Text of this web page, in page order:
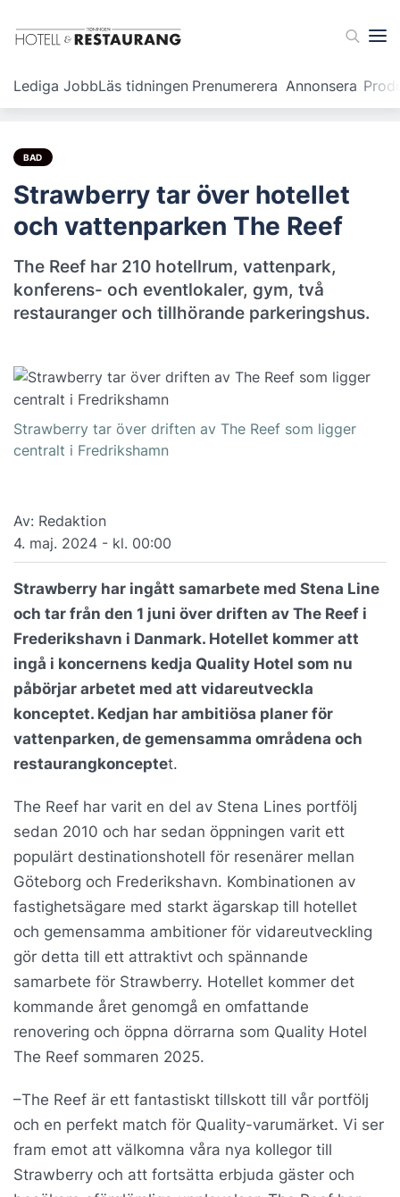
Lediga JobbLäs tidningen Prenumerera Annonsera
BAD
Strawberry tar över hotellet
och vattenparken The Reef
The Reef har 210 hotellrum, vattenpark,
konferens- och eventlokaler, gym, två
restauranger och tillhörande parkeringshus.
Strawberry tar över driften av The Reef som ligger
centralt i Fredrikshamn
Av: Redaktion
4. maj. 2024 - kl. 00:00
Strawberry har ingått samarbete med Stena Line
och tar från den 1 juni över driften av The Reef i
Frederikshavn i Danmark. Hotellet kommer att
ingå i koncernens kedja Quality Hotel som nu
påbörjar arbetet med att vidareutveckla
konceptet. Kedjan har ambitiösa planer för
vattenparken, de gemensamma områdena och
restaurangkonceptet.
The Reef har varit en del av Stena Lines portfölj
sedan 2010 och har sedan öppningen varit ett
populärt destinationshotell för resenärer mellan
Göteborg och Frederikshavn. Kombinationen av
fastighetsägare med starkt ägarskap till hotellet
och gemensamma ambitioner för vidareutveckling
gör detta till ett attraktivt och spännande
samarbete för Strawberry. Hotellet kommer det
kommande året genomgå en omfattande
renovering och öppna dörrarna som Quality Hotel
The Reef sommaren 2025.
–The Reef är ett fantastiskt tillskott till vår portfölj
och en perfekt match för Quality-varumärket. Vi ser
fram emot att välkomna våra nya kollegor till
Strawberry och att fortsätta erbjuda gäster och